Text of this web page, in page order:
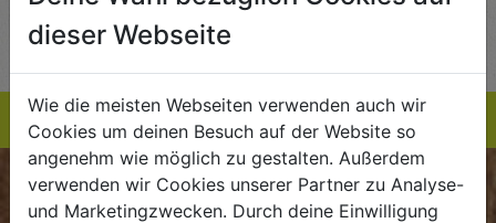
EINKAUFSLISTE
BIOKISTE
dieser Webseite
Wie die meisten Webseiten verwenden auch wir
Cookies um deinen Besuch auf der Website so
angenehm wie möglich zu gestalten. Außerdem
verwenden wir Cookies unserer Partner zu Analyse-
und Marketingzwecken. Durch deine Einwilligung